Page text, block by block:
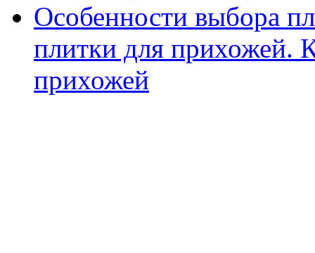
Особенности выбора
плитки для прихожей.
прихожей